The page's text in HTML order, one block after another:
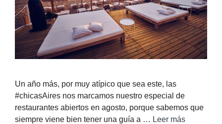
Un año más, por muy atípico que sea este, las
#chicasAires nos marcamos nuestro especial de
restaurantes abiertos en agosto, porque sabemos que
siempre viene bien tener una guía a … Leer más